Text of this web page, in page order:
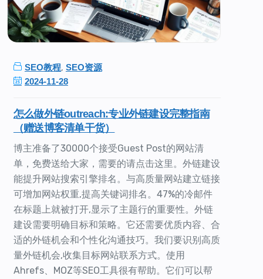
SEO教程, SEO资源
2024-11-28
怎么做外链outreach:专业外链建设完整指南
（赠送博客清单干货）
博主准备了30000个接受Guest Post的网站清
单，免费送给大家，需要的请点击这里。外链建设
能提升网站搜索引擎排名。与高质量网站建立链接
可增加网站权重,提高关键词排名。47%的冷邮件
在标题上就被打开,显示了主题行的重要性。外链
建设需要明确目标和策略。它还需要优质内容、合
适的外链机会和个性化沟通技巧。我们要识别高质
量外链机会,收集目标网站联系方式。使用
Ahrefs、MOZ等SEO工具很有帮助。它们可以帮